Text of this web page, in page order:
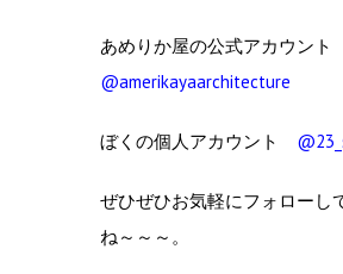
あめりか屋の公式アカウント
@amerikayaarchitecture
ぼくの個人アカウント
ぜひぜひお気軽にフォローし
ね～～～。